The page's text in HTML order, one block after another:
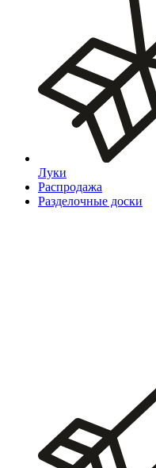
Луки
Распродажа
Разделочные доски